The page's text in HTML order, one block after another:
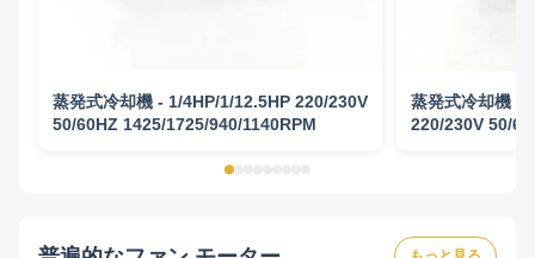
蒸発式冷却機 - 1/4HP/1/12.5HP 220/230V
50/60HZ 1425/1725/940/1140RPM
蒸発式冷却機
220/230V 50/